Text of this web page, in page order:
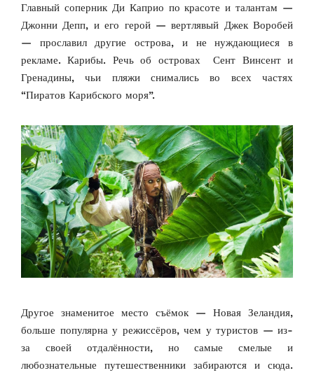
Главный соперник Ди Каприо по красоте и талантам —
Джонни Депп, и его герой — вертлявый Джек Воробей
— прославил другие острова, и не нуждающиеся в
рекламе. Карибы. Речь об островах Сент Винсент и
Гренадины, чьи пляжи снимались во всех частях
“Пиратов Карибского моря”.
Другое знаменитое место съёмок — Новая Зеландия,
больше популярна у режиссёров, чем у туристов — из-
за своей отдалённости, но самые смелые и
любознательные путешественники забираются и сюда.